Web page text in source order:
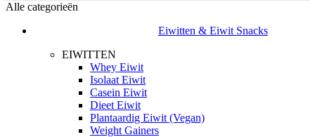
Alle categorieën
Eiwitten & Eiwit Snacks
EIWITTEN
Whey Eiwit
Isolaat Eiwit
Casein Eiwit
Dieet Eiwit
Plantaardig Eiwit (Vegan)
Weight Gainers